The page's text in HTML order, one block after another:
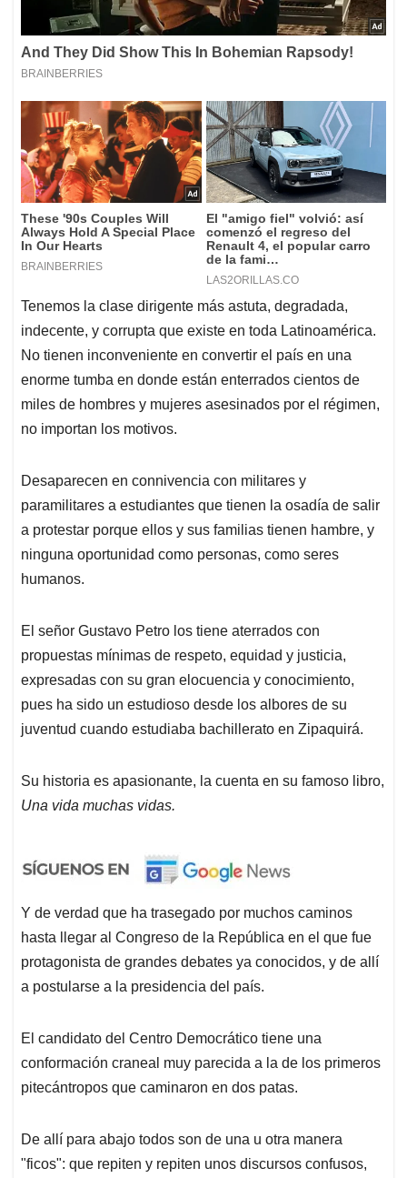
Tenemos la clase dirigente más astuta, degradada,
indecente, y corrupta que existe en toda Latinoamérica.
No tienen inconveniente en convertir el país en una
enorme tumba en donde están enterrados cientos de
miles de hombres y mujeres asesinados por el régimen,
no importan los motivos.
Desaparecen en connivencia con militares y
paramilitares a estudiantes que tienen la osadía de salir
a protestar porque ellos y sus familias tienen hambre, y
ninguna oportunidad como personas, como seres
humanos.
El señor Gustavo Petro los tiene aterrados con
propuestas mínimas de respeto, equidad y justicia,
expresadas con su gran elocuencia y conocimiento,
pues ha sido un estudioso desde los albores de su
juventud cuando estudiaba bachillerato en Zipaquirá.
Su historia es apasionante, la cuenta en su famoso libro,
Una vida muchas vidas.
Y de verdad que ha trasegado por muchos caminos
hasta llegar al Congreso de la República en el que fue
protagonista de grandes debates ya conocidos, y de allí
a postularse a la presidencia del país.
El candidato del Centro Democrático tiene una
conformación craneal muy parecida a la de los primeros
pitecántropos que caminaron en dos patas.
De allí para abajo todos son de una u otra manera
"ficos": que repiten y repiten unos discursos confusos,